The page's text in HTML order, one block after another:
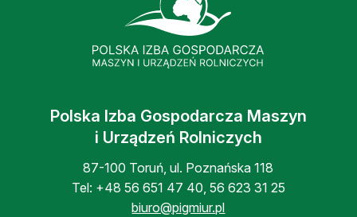
Polska Izba Gospodarcza Maszyn
i Urządzeń Rolniczych
87-100 Toruń, ul. Poznańska 118
Tel: +48 56 651 47 40, 56 623 31 25
biuro@pigmiur.pl